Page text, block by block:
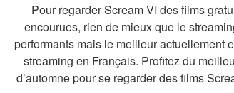
Pour regarder Scream VI des films
encourues, rien de mieux que le
performants mais le meilleur actuellement
streaming en Français. Profitez du
d’automne pour se regarder des films